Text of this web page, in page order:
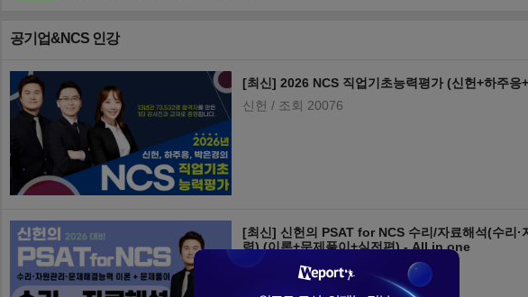
공기업&NCS 인강
[최신] 2026 NCS 직업기초능력평가 (신헌+하주응
신헌 / 조회 20076
[최신] 신헌의 PSAT for NCS 수리/자료해석(수리·
력) (이론+문제풀이+실전편) - All in one
신헌
/ 조회 27733